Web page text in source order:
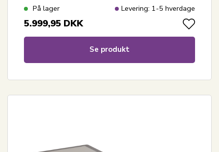
På lager Levering: 1-5 hverdage
5.999,95 DKK
Se produkt